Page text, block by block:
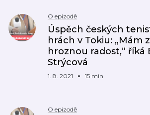
O epizodě
Úspěch českých
hrách v Tokiu: „Mám
hroznou radost,“ říká
Strýcová
1. 8. 2021 15 min
O epizodě